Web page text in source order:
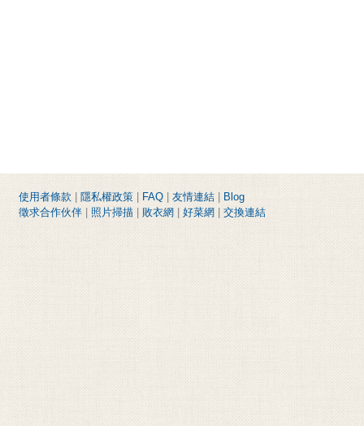
使用者條款 隱私權政策 FAQ 友情連結
Blog
徵求合作伙伴
照片掃描 敗衣網 好菜網 交換連結